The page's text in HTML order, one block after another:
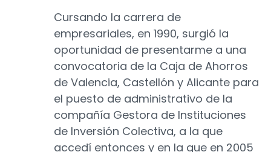
Cursando la carrera de
empresariales, en 1990, surgió la
oportunidad de presentarme a una
convocatoria de la Caja de Ahorros
de Valencia, Castellón y Alicante para
el puesto de administrativo de la
compañía Gestora de Instituciones
de Inversión Colectiva, a la que
accedí entonces y en la que en 2005